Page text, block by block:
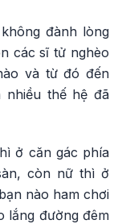
đành lòng
các sĩ tử nghèo
và từ đó đến
nhiều thế hệ đã
ở căn gác phía
còn nữ thì ở
nào ham chơi
lắng đường đêm